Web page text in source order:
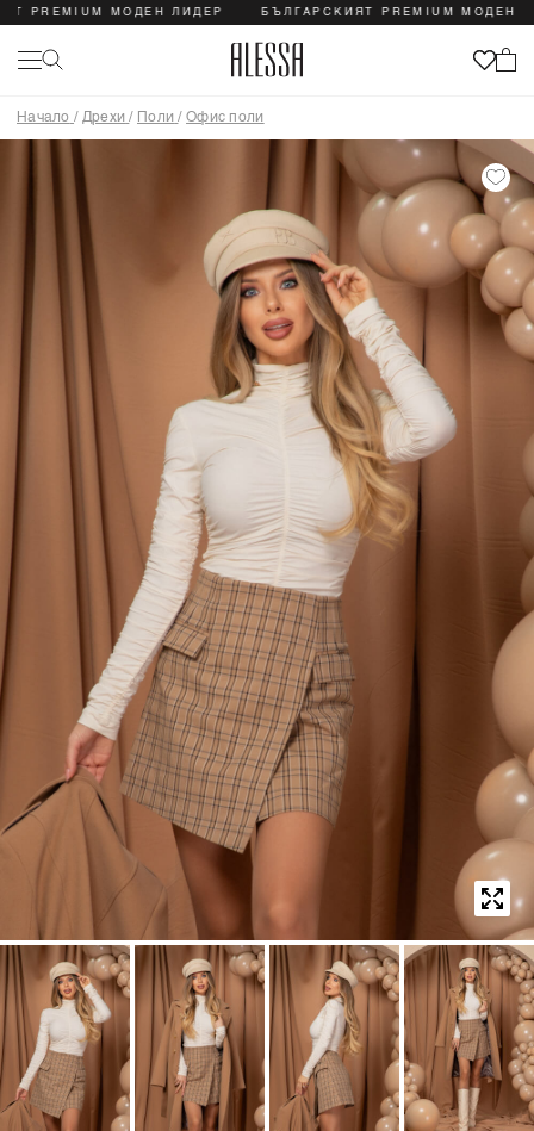
МОДЕН ЛИДЕР БЪЛГАРСКИЯТ PREMIUM МОДЕН
Начало / Дрехи / Поли / Офис поли